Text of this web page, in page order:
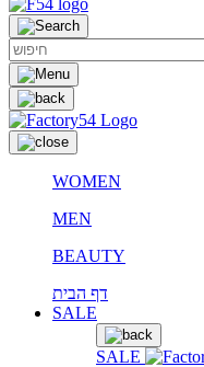
WOMEN
MEN
BEAUTY
דף הבית
SALE
SALE